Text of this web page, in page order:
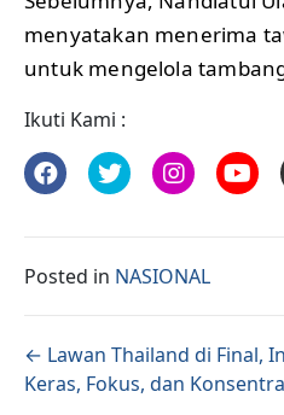
menyatakan menerima
untuk mengelola
Ikuti Kami :
Posted in NASIONAL
Posts navigation
← Lawan Thailand di Final,
Keras, Fokus, dan